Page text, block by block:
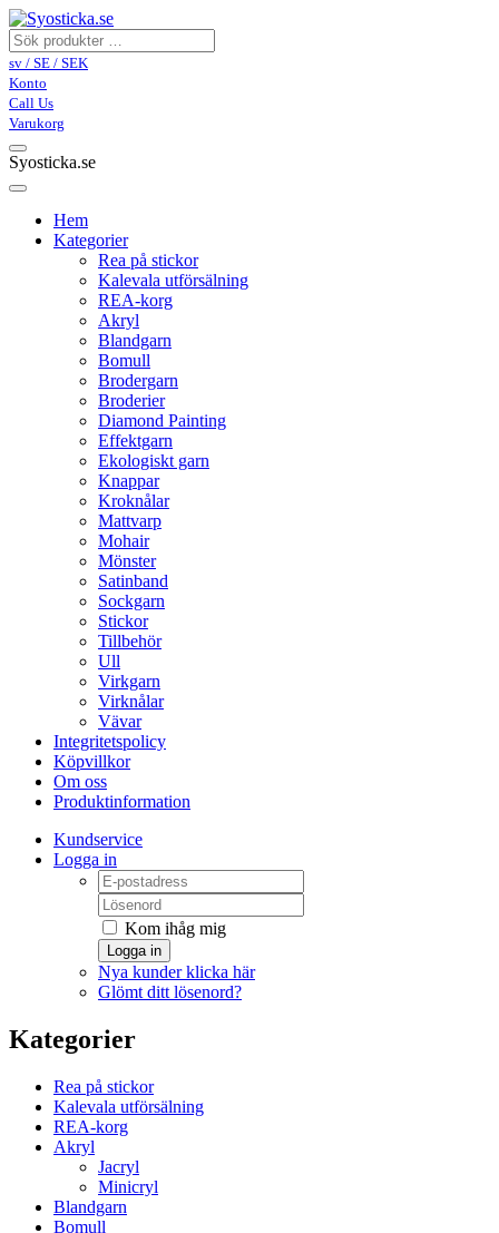
sv / SE / SEK
Konto
Call Us
Varukorg
Syosticka.se
Hem
Kategorier
Rea på stickor
Kalevala utförsälning
REA-korg
Akryl
Blandgarn
Bomull
Brodergarn
Broderier
Diamond Painting
Effektgarn
Ekologiskt garn
Knappar
Kroknålar
Mattvarp
Mohair
Mönster
Satinband
Sockgarn
Stickor
Tillbehör
Ull
Virkgarn
Virknålar
Vävar
Integritetspolicy
Köpvillkor
Om oss
Produktinformation
Kundservice
Logga in
Kom ihåg mig
Logga in
Nya kunder klicka här
Glömt ditt lösenord?
Kategorier
Rea på stickor
Kalevala utförsälning
REA-korg
Akryl
Jacryl
Minicryl
Blandgarn
Bomull